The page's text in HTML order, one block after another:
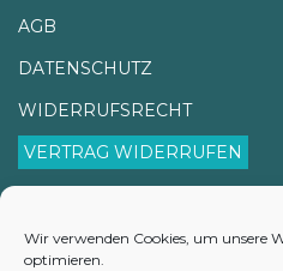
Wir verwenden Cookies, um unsere
optimieren.
AGB
DATENSCHUTZ
WIDERRUFSRECHT
VERTRAG WIDERRUFEN
VERSANDINFORMATIONEN